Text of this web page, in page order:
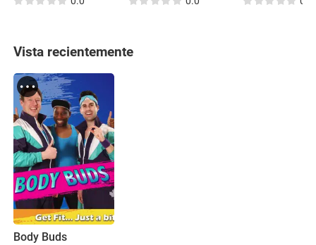
Vista recientemente
Body Buds